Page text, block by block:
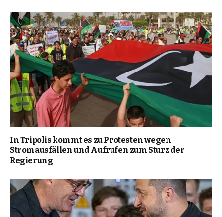
In Tripolis kommt es zu Protesten wegen
Stromausfällen und Aufrufen zum Sturz der
Regierung